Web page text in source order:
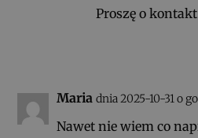
Proszę o
Maria dnia 2025-10-31 o
Nawet nie wiem co